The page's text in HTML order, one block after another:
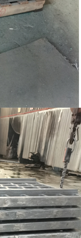
联系我们